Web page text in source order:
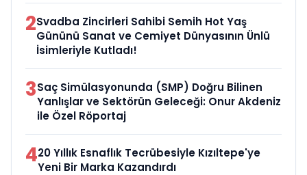
2Svadba Zincirleri Sahibi Semih Hot Yaş
Gününü Sanat ve Cemiyet Dünyasının Ünlü
İsimleriyle Kutladı!
3Saç Simülasyonunda (SMP) Doğru Bilinen
Yanlışlar ve Sektörün Geleceği: Onur Akdeniz
ile Özel Röportaj
420 Yıllık Esnaflık Tecrübesiyle Kızıltepe'ye
Yeni Bir Marka Kazandırdı